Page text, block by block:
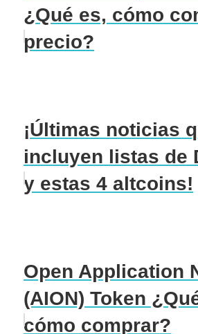
¿Qué es, cómo
precio?
¡Últimas noticias
incluyen listas de
y estas 4 altcoins!
Open Application
(AION) Token
cómo comprar?